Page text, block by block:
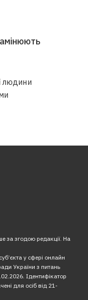
людини
за згодою редакції. На
у сфері онлайн
України з питань
Ідентифікатор
для осіб від 21-